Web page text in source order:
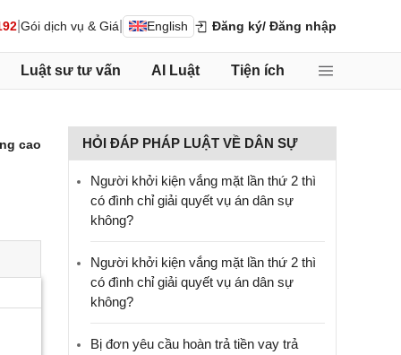
Gói dịch vụ & Giá English Đăng ký/ Đăng nhập
Luật sư tư vấn AI Luật Tiện ích
cao HỎI ĐÁP PHÁP LUẬT VỀ DÂN SỰ
Người khởi kiện vắng mặt lần thứ 2 thì
có đình chỉ giải quyết vụ án dân sự
không?
Người khởi kiện vắng mặt lần thứ 2 thì
có đình chỉ giải quyết vụ án dân sự
không?
Bị đơn yêu cầu hoàn trả tiền vay trả